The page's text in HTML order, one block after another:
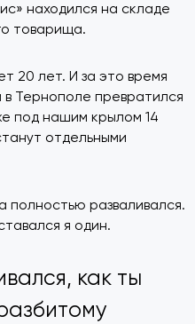
находился на складе
товарища.
20 лет. И за это время
в Тернополе превратился
под нашим крылом 14
отдельными
полностью разваливался.
я один.
как ты